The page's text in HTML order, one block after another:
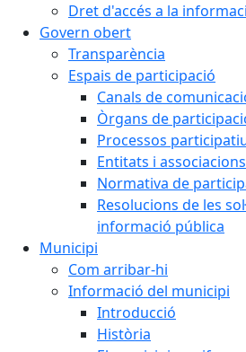
Dret d'accés a la
Govern obert
Transparència
Espais de participació
Canals de
Òrgans de
Processos
Entitats i associacions
Normativa de
Resolucions de les
informació pública
Municipi
Com arribar-hi
Informació del municipi
Introducció
Història